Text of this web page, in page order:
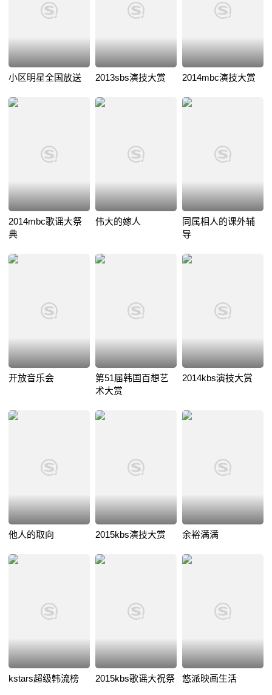
小区明星全国放送 2013sbs演技大赏 2014mbc演技大赏
2014mbc歌谣大祭
典
伟大的嫁人
同属相人的课外辅
导
开放音乐会
第51届韩国百想艺
术大赏
2014kbs演技大赏
他人的取向 2015kbs演技大赏 余裕满满
kstars超级韩流榜 2015kbs歌谣大祝祭 悠派映画生活